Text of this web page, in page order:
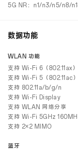
5G NR：n1/n3/n5/n8/
数据功能
WLAN 功能
支持 Wi-Fi 6（802.11ax）
支持 Wi-Fi 5（802.11ac）
支持 802.11a/b/g/n
支持 Wi-Fi Display
支持 WLAN 网络分享
支持 Wi-Fi 5GHz
支持 2×2 MIMO
蓝牙